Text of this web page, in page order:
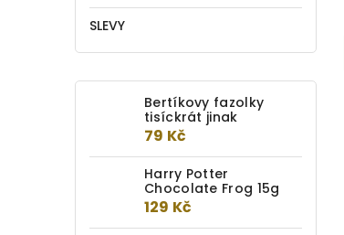
SLEVY
Bertíkovy fazolky
tisíckrát jinak
79 Kč
Harry Potter
Chocolate Frog 15g
129 Kč